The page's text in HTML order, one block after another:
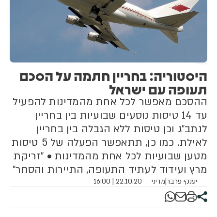
היסטוריה: בחריין חתמה על הסכם
תעופה עם ישראל
ההסכם מאפשר לכל אחת מהמדינות להפעיל
עד 14 טיסות נוסעים שבועיות בין בחריין
לנתב"ג וכן טיסות ללא הגבלה בין בחריין
לאילת. כמו כן, תתאפשר הפעלה של 5 טיסות
מטען שבועיות לכל אחת מהמדינות • "זריקת
מרץ ועידוד לעתיד התעופה, התיירות והסחר"
יענקי פרבר|מדיני 22.10.20 | 16:00